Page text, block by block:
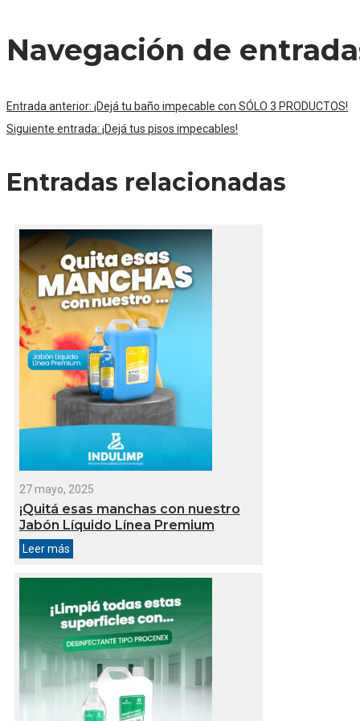
Navegación de
Entrada anterior: ¡Dejá tu baño impecable con SÓLO 3 PRODUCTOS!
Siguiente entrada: ¡Dejá tus pisos impecables!
Entradas relacionadas
27 mayo, 2025
¡Quitá esas manchas con nuestro
Jabón Líquido Línea Premium
Leer más